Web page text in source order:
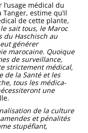
médical du
estime qu’il
de cette plante,
sait tous, le Maroc
du Haschisch au
générer
marocaine. Quoique
de surveillance,
strictement médical,
de la Santé et les
tous les médica­
une
de la culture
et pénalités
stupéfiant,